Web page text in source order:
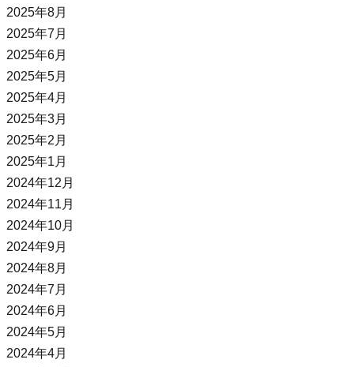
2025年8月
2025年7月
2025年6月
2025年5月
2025年4月
2025年3月
2025年2月
2025年1月
2024年12月
2024年11月
2024年10月
2024年9月
2024年8月
2024年7月
2024年6月
2024年5月
2024年4月